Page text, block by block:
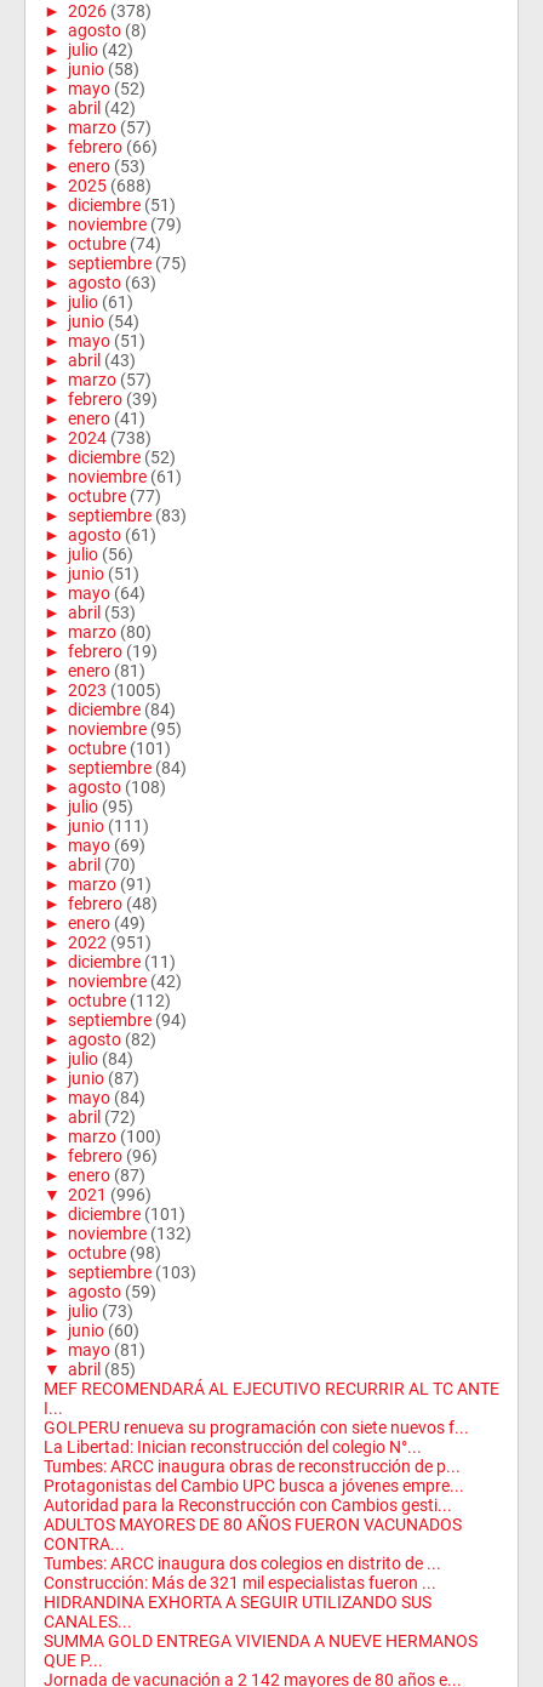
► 2026 (378)
► agosto (8)
► julio (42)
► junio (58)
► mayo (52)
► abril (42)
► marzo (57)
► febrero (66)
► enero (53)
► 2025 (688)
► diciembre (51)
► noviembre (79)
► octubre (74)
► septiembre (75)
► agosto (63)
► julio (61)
► junio (54)
► mayo (51)
► abril (43)
► marzo (57)
► febrero (39)
► enero (41)
► 2024 (738)
► diciembre (52)
► noviembre (61)
► octubre (77)
► septiembre (83)
► agosto (61)
► julio (56)
► junio (51)
► mayo (64)
► abril (53)
► marzo (80)
► febrero (19)
► enero (81)
► 2023 (1005)
► diciembre (84)
► noviembre (95)
► octubre (101)
► septiembre (84)
► agosto (108)
► julio (95)
► junio (111)
► mayo (69)
► abril (70)
► marzo (91)
► febrero (48)
► enero (49)
► 2022 (951)
► diciembre (11)
► noviembre (42)
► octubre (112)
► septiembre (94)
► agosto (82)
► julio (84)
► junio (87)
► mayo (84)
► abril (72)
► marzo (100)
► febrero (96)
► enero (87)
▼ 2021 (996)
► diciembre (101)
► noviembre (132)
► octubre (98)
► septiembre (103)
► agosto (59)
► julio (73)
► junio (60)
► mayo (81)
▼ abril (85)
MEF RECOMENDARÁ AL EJECUTIVO RECURRIR AL TC ANTE
I...
GOLPERU renueva su programación con siete nuevos f...
La Libertad: Inician reconstrucción del colegio N°...
Tumbes: ARCC inaugura obras de reconstrucción de p...
Protagonistas del Cambio UPC busca a jóvenes empre...
Autoridad para la Reconstrucción con Cambios gesti...
ADULTOS MAYORES DE 80 AÑOS FUERON VACUNADOS
CONTRA...
Tumbes: ARCC inaugura dos colegios en distrito de ...
Construcción: Más de 321 mil especialistas fueron ...
HIDRANDINA EXHORTA A SEGUIR UTILIZANDO SUS
CANALES...
SUMMA GOLD ENTREGA VIVIENDA A NUEVE HERMANOS
QUE P...
Jornada de vacunación a 2 142 mayores de 80 años e...